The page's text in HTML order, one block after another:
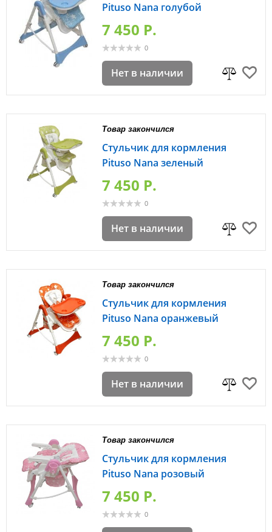
Pituso Nana голубой
7 450 P.
0
Нет в наличии
Товар закончился
Стульчик для кормления
Pituso Nana зеленый
7 450 P.
0
Нет в наличии
Товар закончился
Стульчик для кормления
Pituso Nana оранжевый
7 450 P.
0
Нет в наличии
Товар закончился
Стульчик для кормления
Pituso Nana розовый
7 450 P.
0